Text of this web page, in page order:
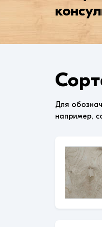
Для
например,